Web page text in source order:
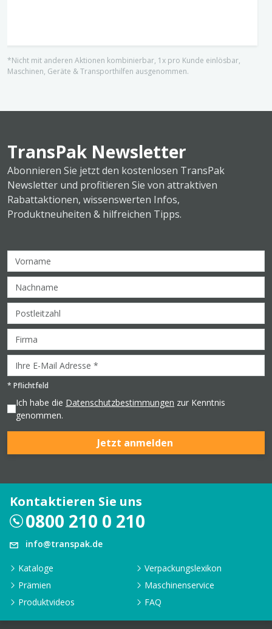
*Nicht mit anderen Aktionen kombinierbar, 1x pro Kunde einlösbar,
Maschinen, Geräte & Transporthilfen ausgenommen.
TransPak Newsletter
Abonnieren Sie jetzt den kostenlosen TransPak
Newsletter und profitieren Sie von attraktiven
Rabattaktionen, wissenswerten Infos,
Produktneuheiten & hilfreichen Tipps.
* Pflichtfeld
Ich habe die Datenschutzbestimmungen zur Kenntnis
genommen.
Jetzt anmelden
Kontaktieren Sie uns
0800 210 0 210
info@transpak.de
Kataloge
Verpackungslexikon
Prämien
Maschinenservice
Produktvideos
FAQ